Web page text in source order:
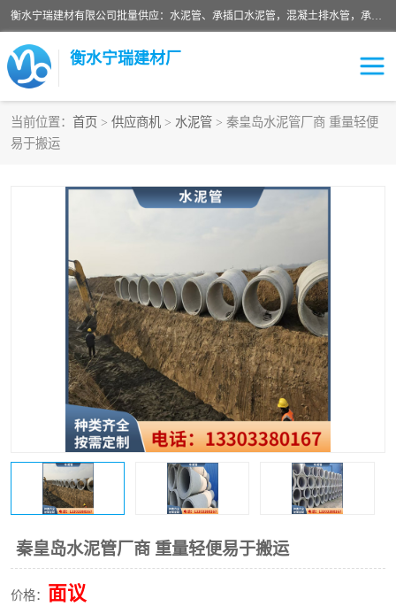
衡水宁瑞建材有限公司批量供应：水泥管、承插口水泥管，混凝土排水管，承插口水泥管，企口水泥管，钢承口水泥管，顶管，平口水泥管，水泥检查井，混凝土检查井，预制混凝土检查井，矩形检查井，圆形检查井等产品。
衡水宁瑞建材厂
当前位置： 首页 > 供应商机 > 水泥管 > 秦皇岛水泥管厂商 重量轻便
易于搬运
秦皇岛水泥管厂商 重量轻便易于搬运
价格： 面议
检查井
水泥管
混凝土检查井 预制混凝土检查井
企口水泥管 钢承口水泥管
波纹管